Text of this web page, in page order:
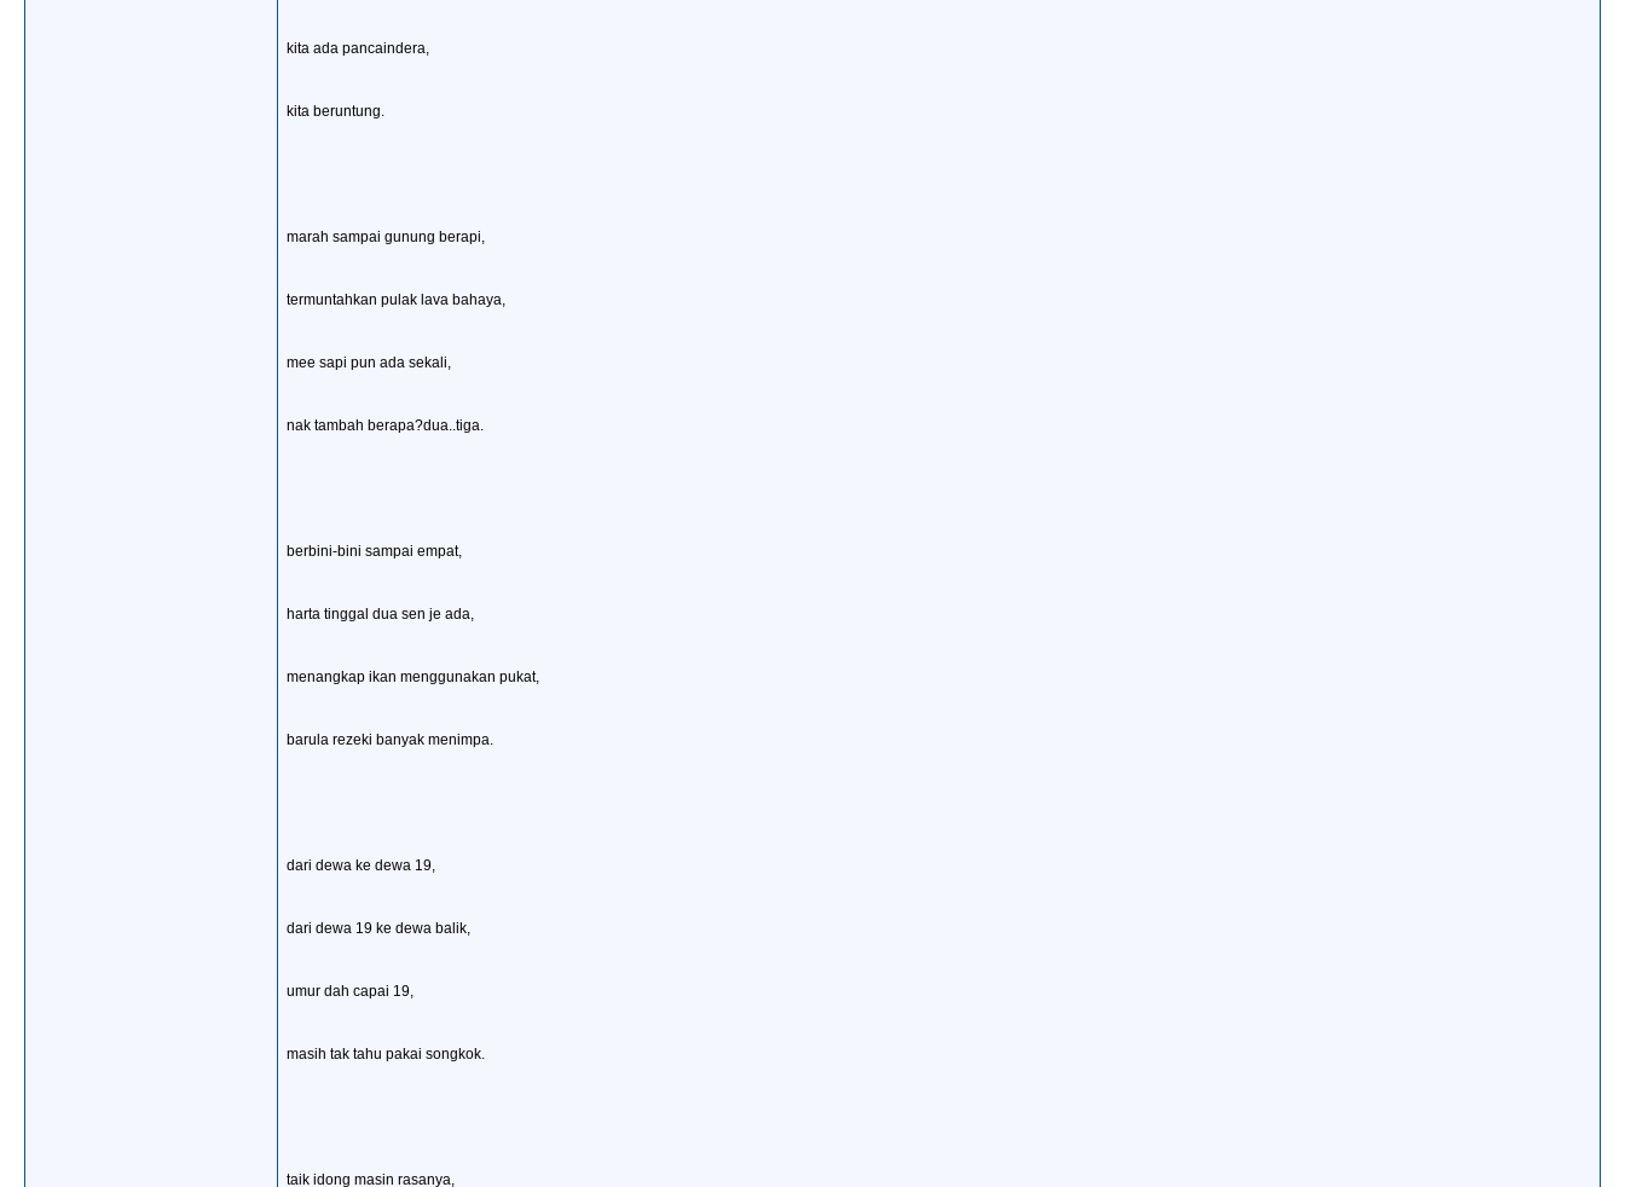
kita ada pancaindera,
kita beruntung.
marah sampai gunung berapi,
termuntahkan pulak lava bahaya,
mee sapi pun ada sekali,
nak tambah berapa?dua..tiga.
berbini-bini sampai empat,
harta tinggal dua sen je ada,
menangkap ikan menggunakan pukat,
barula rezeki banyak menimpa.
dari dewa ke dewa 19,
dari dewa 19 ke dewa balik,
umur dah capai 19,
masih tak tahu pakai songkok.
taik idong masin rasanya,